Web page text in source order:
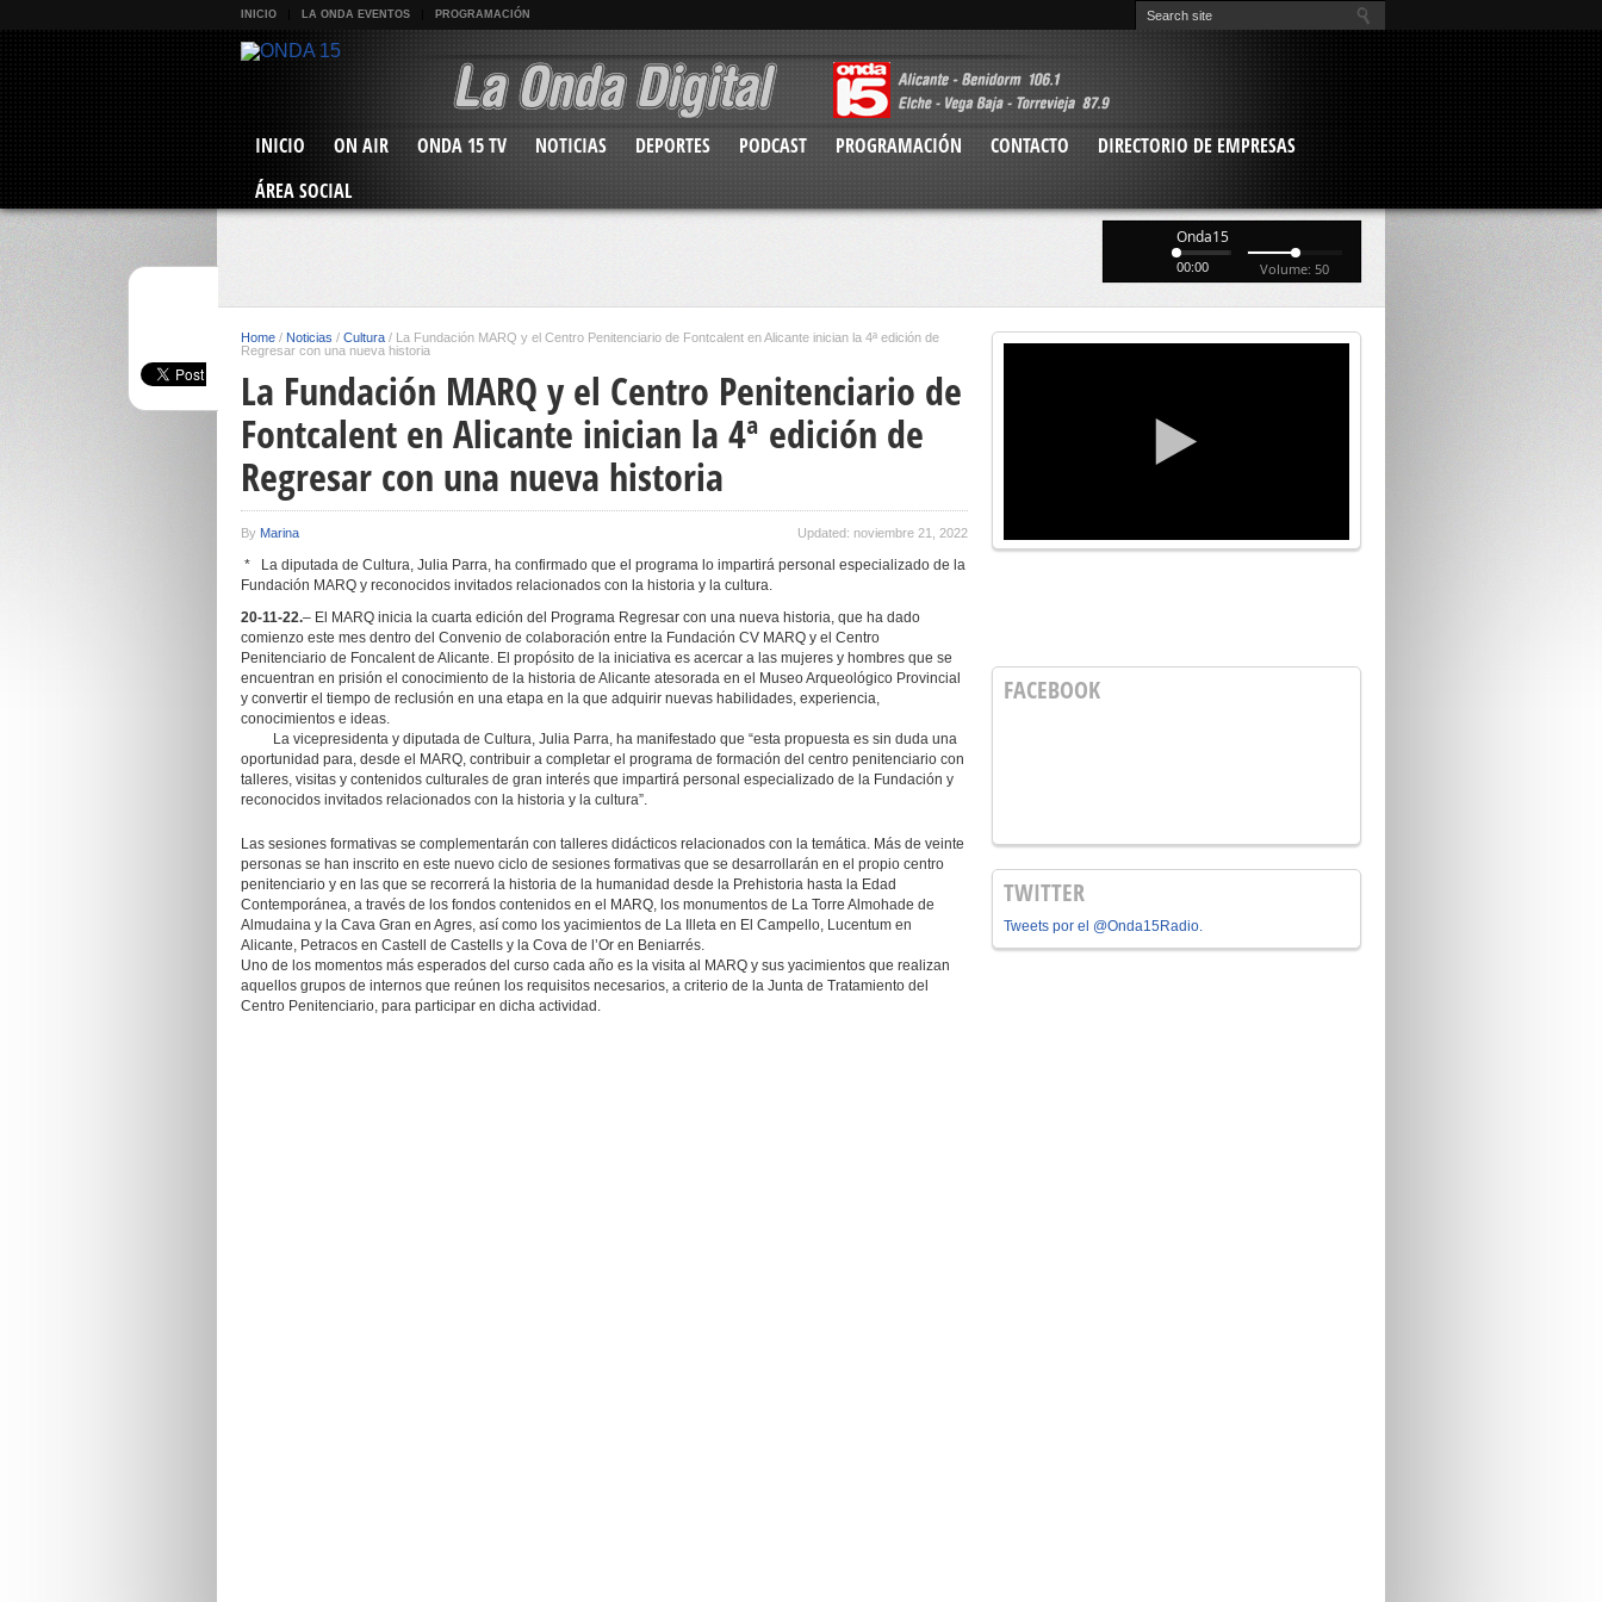
INICIO LA ONDA EVENTOS PROGRAMACIÓN
INICIO ON AIR ONDA 15 TV NOTICIAS DEPORTES PODCAST PROGRAMACIÓN CONTACTO
DIRECTORIO DE EMPRESAS
ÁREA SOCIAL
Onda15
00:00 Volume: 50
Home / Noticias / Cultura / La Fundación MARQ y el Centro Penitenciario de Fontcalent en Alicante inician la 4ª edición de
Regresar con una nueva historia
La Fundación MARQ y el Centro Penitenciario de
Fontcalent en Alicante inician la 4ª edición de
Regresar con una nueva historia
By Marina Updated: noviembre 21, 2022
* La diputada de Cultura, Julia Parra, ha confirmado que el programa lo impartirá personal especializado de la
Fundación MARQ y reconocidos invitados relacionados con la historia y la cultura.
20-11-22.– El MARQ inicia la cuarta edición del Programa Regresar con una nueva historia, que ha dado
comienzo este mes dentro del Convenio de colaboración entre la Fundación CV MARQ y el Centro
Penitenciario de Foncalent de Alicante. El propósito de la iniciativa es acercar a las mujeres y hombres que se
encuentran en prisión el conocimiento de la historia de Alicante atesorada en el Museo Arqueológico Provincial
y convertir el tiempo de reclusión en una etapa en la que adquirir nuevas habilidades, experiencia,
conocimientos e ideas.
La vicepresidenta y diputada de Cultura, Julia Parra, ha manifestado que “esta propuesta es sin duda una
oportunidad para, desde el MARQ, contribuir a completar el programa de formación del centro penitenciario con
talleres, visitas y contenidos culturales de gran interés que impartirá personal especializado de la Fundación y
reconocidos invitados relacionados con la historia y la cultura”.
Las sesiones formativas se complementarán con talleres didácticos relacionados con la temática. Más de veinte
personas se han inscrito en este nuevo ciclo de sesiones formativas que se desarrollarán en el propio centro
penitenciario y en las que se recorrerá la historia de la humanidad desde la Prehistoria hasta la Edad
Contemporánea, a través de los fondos contenidos en el MARQ, los monumentos de La Torre Almohade de
Almudaina y la Cava Gran en Agres, así como los yacimientos de La Illeta en El Campello, Lucentum en
Alicante, Petracos en Castell de Castells y la Cova de l’Or en Beniarrés.
Uno de los momentos más esperados del curso cada año es la visita al MARQ y sus yacimientos que realizan
aquellos grupos de internos que reúnen los requisitos necesarios, a criterio de la Junta de Tratamiento del
Centro Penitenciario, para participar en dicha actividad.
FACEBOOK
TWITTER
Tweets por el @Onda15Radio.